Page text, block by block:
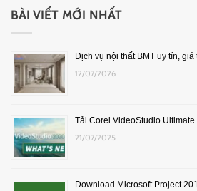
BÀI VIẾT MỚI NHẤT
Dịch vụ nội thất BMT uy tín,
12/07/2026
Tải Corel VideoStudio
21/07/2025
Download Microsoft Project